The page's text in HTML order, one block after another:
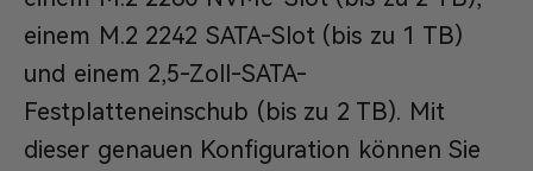
einem M.2 2242 SATA-Slot (bis zu 1 TB)
und einem 2,5-Zoll-SATA-
Festplatteneinschub (bis zu 2 TB). Mit
dieser genauen Konfiguration können Sie